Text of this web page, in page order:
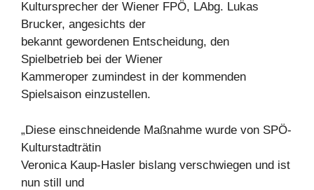
Kultursprecher der Wiener FPÖ, LAbg. Lukas
Brucker, angesichts der
bekannt gewordenen Entscheidung, den
Spielbetrieb bei der Wiener
Kammeroper zumindest in der kommenden
Spielsaison einzustellen.
„Diese einschneidende Maßnahme wurde von SPÖ-
Kulturstadträtin
Veronica Kaup-Hasler bislang verschwiegen und ist
nun still und